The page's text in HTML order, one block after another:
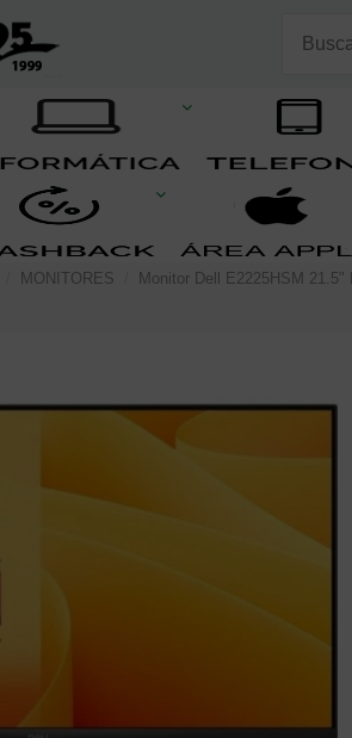
MONITORES Monitor Dell E2225HSM